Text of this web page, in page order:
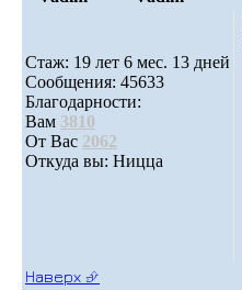
Стаж: 19 лет 6 мес. 13 дней
Сообщения: 45633
Благодарности:
Вам 3810
От Вас 2062
Откуда вы: Ницца
Наверх ⮵